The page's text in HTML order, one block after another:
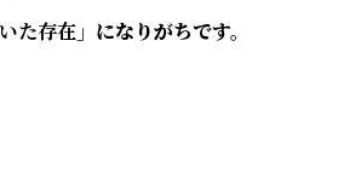
た存在」 になりがちです。